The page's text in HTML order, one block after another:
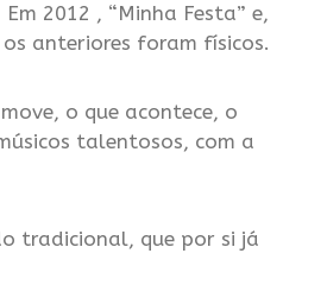
2012 , “Minha Festa” e,
anteriores foram físicos.
o que acontece, o
talentosos, com a
tradicional, que por si já